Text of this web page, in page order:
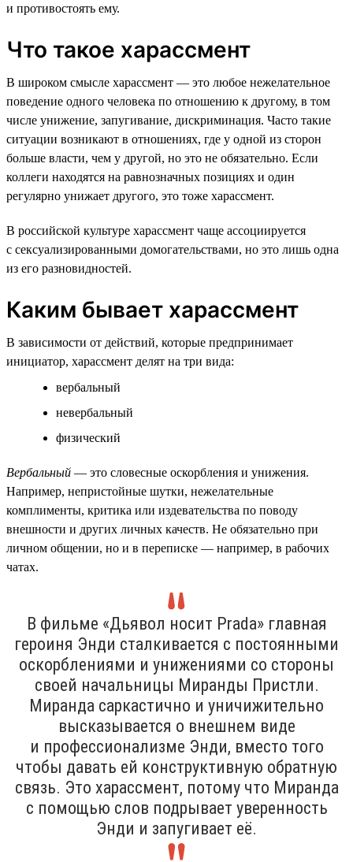
и противостоять ему.
Что такое харассмент
В широком смысле харассмент — это любое нежелательное
поведение одного человека по отношению к другому, в том
числе унижение, запугивание, дискриминация. Часто такие
ситуации возникают в отношениях, где у одной из сторон
больше власти, чем у другой, но это не обязательно. Если
коллеги находятся на равнозначных позициях и один
регулярно унижает другого, это тоже харассмент.
В российской культуре харассмент чаще ассоциируется
с сексуализированными домогательствами, но это лишь одна
из его разновидностей.
Каким бывает харассмент
В зависимости от действий, которые предпринимает
инициатор, харассмент делят на три вида:
вербальный
невербальный
физический
Вербальный — это словесные оскорбления и унижения.
Например, непристойные шутки, нежелательные
комплименты, критика или издевательства по поводу
внешности и других личных качеств. Не обязательно при
личном общении, но и в переписке — например, в рабочих
чатах.
В фильме «Дьявол носит Prada» главная
героиня Энди сталкивается с постоянными
оскорблениями и унижениями со стороны
своей начальницы Миранды Пристли.
Миранда саркастично и уничижительно
высказывается о внешнем виде
и профессионализме Энди, вместо того
чтобы давать ей конструктивную обратную
связь. Это харассмент, потому что Миранда
с помощью слов подрывает уверенность
Энди и запугивает её.